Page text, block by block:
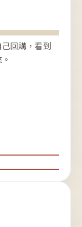
回購，看到